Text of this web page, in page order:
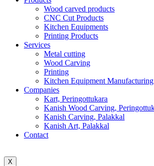
Wood carved products
CNC Cut Products
Kitchen Equipments
Printing Products
Services
Metal cutting
Wood Carving
Printing
Kitchen Equipment Manufacturing
Companies
Kart, Peringottukara
Kanish Wood Carving,
Kanish Carving, Palakkal
Kanish Art, Palakkal
Contact
X